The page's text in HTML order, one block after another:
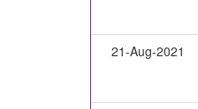
21-Aug-2021